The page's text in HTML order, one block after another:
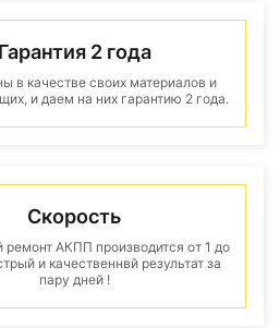
Гарантия 2 года
в качестве своих материалов и
и даем на них гарантию 2 года.
Скорость
ремонт АКПП производится от 1 до
и качественнвй результат за
пару дней !